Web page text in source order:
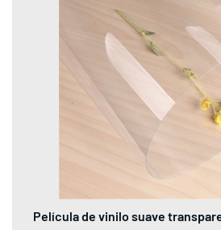
Película de vinilo suave